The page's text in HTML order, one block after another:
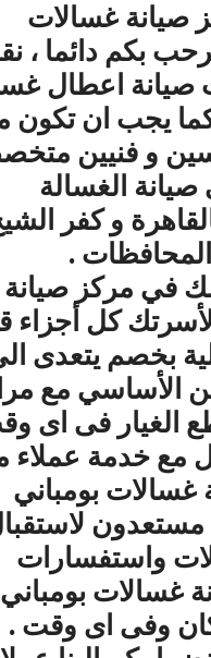
صيانة غسالات
بكم دائما ،
صيانة اعطال
كما يجب ان تكون
و فنيين
الغسالة
و كفر
المحافظات .
في مركز صيانة
كل أجزاء
الأساسي مع
الغيار فى اى
مع خدمة عملاء
غسالات بومباني
مستعدون
واستفسارات
غسالات
وفى اى وقت .